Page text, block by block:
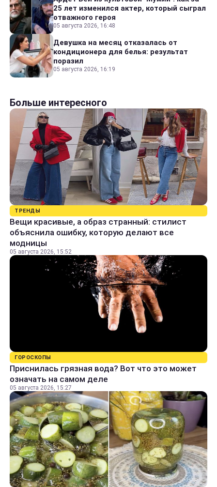
25 лет изменился актер, который сыграл
отважного героя
05 августа 2026, 16:48
Девушка на месяц отказалась от
кондиционера для белья: результат
поразил
05 августа 2026, 16:19
Больше интересного
ТРЕНДЫ
Вещи красивые, а образ странный: стилист
объяснила ошибку, которую делают все
модницы
05 августа 2026, 15:52
ГОРОСКОПЫ
Приснилась грязная вода? Вот что это может
означать на самом деле
05 августа 2026, 15:27